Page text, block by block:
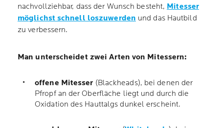
nachvollziehbar, dass der Wunsch besteht, Mitesser
möglichst schnell loszuwerden und das Hautbild
zu verbessern.
Man unterscheidet zwei Arten von Mitessern:
offene Mitesser (Blackheads), bei denen der
Pfropf an der Oberfläche liegt und durch die
Oxidation des Hauttalgs dunkel erscheint.